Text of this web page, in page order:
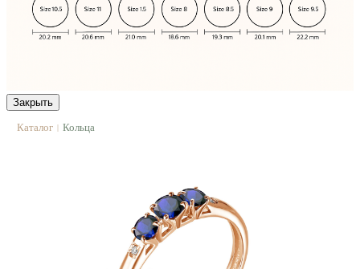
Закрыть
Каталог | Кольца